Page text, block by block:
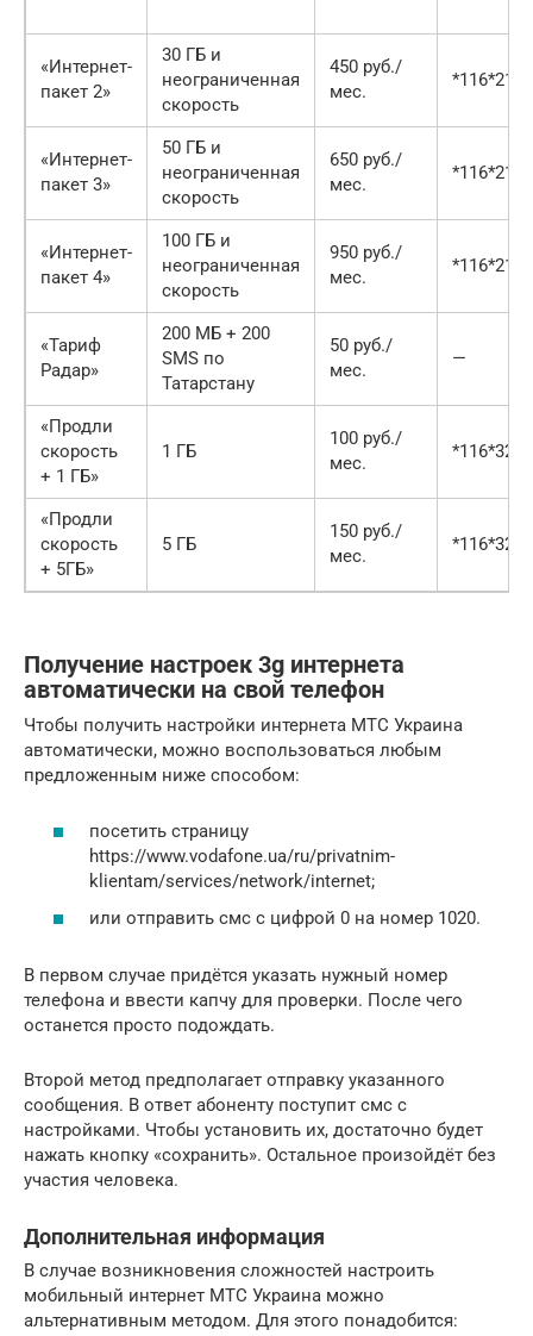
«Интернет-
пакет 2»
30 ГБ и
неограниченная
скорость
450 руб./
мес.
*116*210#
«Интернет-
пакет 3»
50 ГБ и
неограниченная
скорость
650 руб./
мес.
*116*211#
«Интернет-
пакет 4»
100 ГБ и
неограниченная
скорость
950 руб./
мес.
*116*212#
«Тариф
Радар»
200 МБ + 200
SMS по
Татарстану
50 руб./
мес.
—
«Продли
скорость
+ 1 ГБ»
1 ГБ
100 руб./
мес.
*116*327#
«Продли
скорость
+ 5ГБ»
5 ГБ
150 руб./
мес.
*116*328#
Получение настроек 3g интернета
автоматически на свой телефон
Чтобы получить настройки интернета МТС Украина
автоматически, можно воспользоваться любым
предложенным ниже способом:
посетить страницу
https://www.vodafone.ua/ru/privatnim-
klientam/services/network/internet;
или отправить смс с цифрой 0 на номер 1020.
В первом случае придётся указать нужный номер
телефона и ввести капчу для проверки. После чего
останется просто подождать.
Второй метод предполагает отправку указанного
сообщения. В ответ абоненту поступит смс с
настройками. Чтобы установить их, достаточно будет
нажать кнопку «сохранить». Остальное произойдёт без
участия человека.
Дополнительная информация
В случае возникновения сложностей настроить
мобильный интернет МТС Украина можно
альтернативным методом. Для этого понадобится: